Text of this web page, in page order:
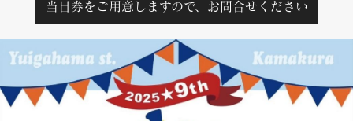
当日券をご用意しますので、お問合せください